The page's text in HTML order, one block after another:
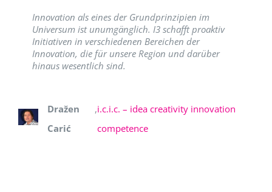
Innovation als eines der Grundprinzipien im
Universum ist unumgänglich. I3 schafft proaktiv
Initiativen in verschiedenen Bereichen der
Innovation, die für unsere Region und darüber
hinaus wesentlich sind.
Dražen
Carić
,i.c.i.c. – idea creativity innovation
competence